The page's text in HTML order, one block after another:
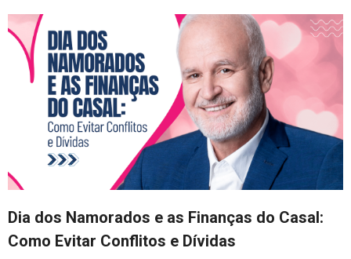
Dia dos Namorados e as Finanças do Casal:
Como Evitar Conflitos e Dívidas